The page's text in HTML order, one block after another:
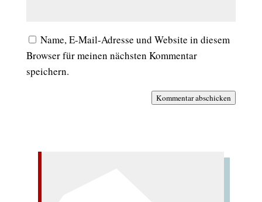
Name, E-Mail-Adresse und Website in diesem
Browser für meinen nächsten Kommentar
speichern.
Kommentar abschicken